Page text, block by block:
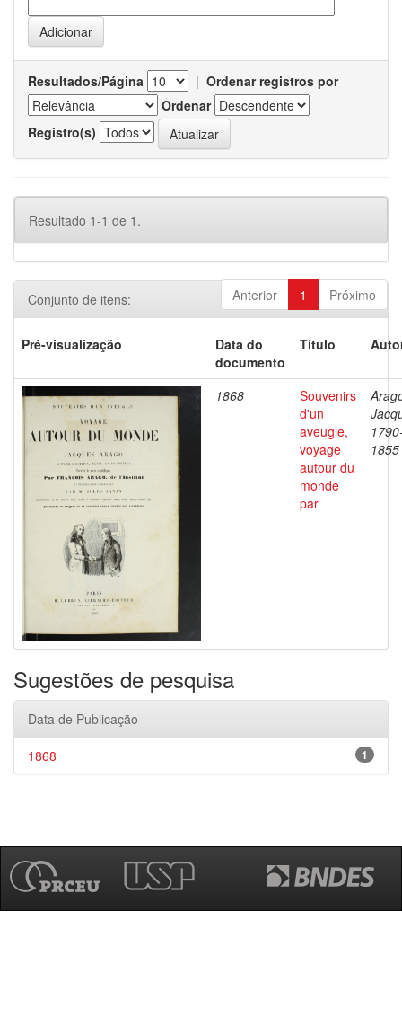
Resultados/Página | Ordenar registros por
Ordenar
Registro(s)
Resultado 1-1 de 1.
Anterior 1 Próximo
Conjunto de itens:
Pré-visualização
Data do
documento
Título
1868
Souvenirs
d'un
aveugle,
voyage
autour du
monde
par
1855
Sugestões de pesquisa
Data de Publicação
1
1868